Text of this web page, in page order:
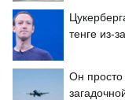
тенге из-
Он просто